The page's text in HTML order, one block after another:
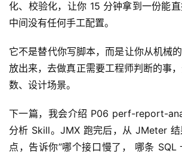
化、校验化，让你 15 分钟拿到一份能直
中间没有任何手工配置。
它不是替代你写脚本，而是让你从机械
放出来，去做真正需要工程师判断的事
数、设计场景。
下一篇，我会介绍 P06 perf-report-
分析 Skill。JMX 跑完后，从 JMeter
点，告诉你”哪个接口慢了， 哪条 SQL